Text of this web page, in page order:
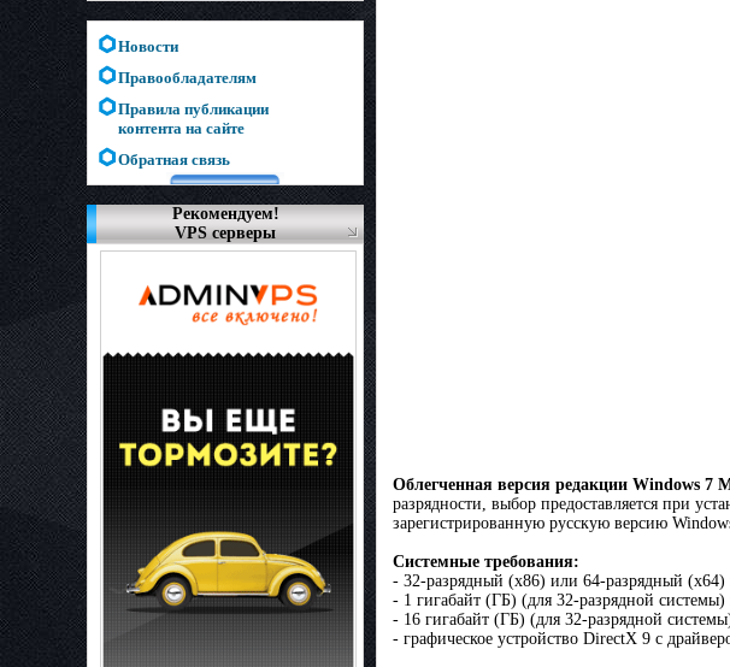
Новости
Правообладателям
Правила публикации
контента на сайте
Обратная связь
Рекомендуем!
VPS серверы
Облегченная версия редакции Windows 7
разрядности, выбор предоставляется при
зарегистрированную русскую версию
Системные требования:
- 32-разрядный (x86) или 64-разрядный (x64)
- 1 гигабайт (ГБ) (для 32-разрядной
- 16 гигабайт (ГБ) (для 32-разрядной
- графическое устройство DirectX 9 с